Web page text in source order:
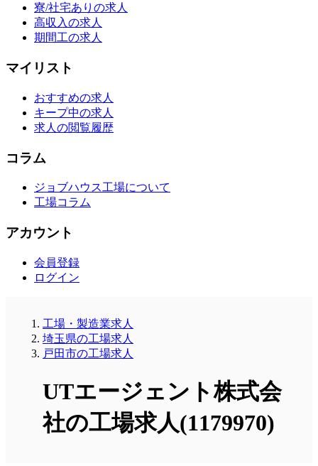
寮/社宅ありの求人
高収入の求人
期間工の求人
マイリスト
おすすめの求人
キープ中の求人
求人の閲覧履歴
コラム
ジョブハウス工場について
工場コラム
アカウント
会員登録
ログイン
工場・製造業求人
埼玉県の工場求人
戸田市の工場求人
UTエージェント株式会
社の工場求人(1179970)